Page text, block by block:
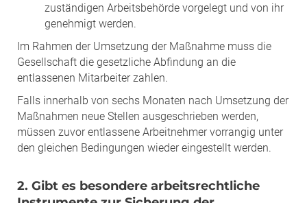
zuständigen Arbeitsbehörde vorgelegt und von ihr
genehmigt werden.
Im Rahmen der Umsetzung der Maßnahme muss die
Gesellschaft die gesetzliche Abfindung an die
entlassenen Mitarbeiter zahlen.
Falls innerhalb von sechs Monaten nach Umsetzung der
Maßnahmen neue Stellen ausgeschrieben werden,
müssen zuvor entlassene Arbeitnehmer vorrangig unter
den gleichen Bedingungen wieder eingestellt werden.
2. Gibt es besondere arbeitsrechtliche